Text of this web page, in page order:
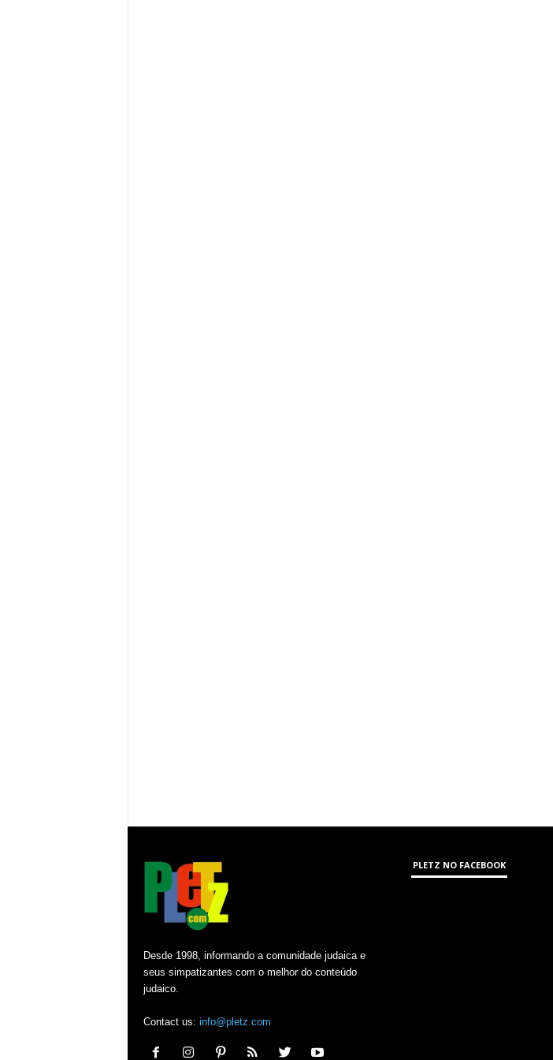
Desde 1998, informando a comunidade judaica e
seus simpatizantes com o melhor do conteúdo
judaico.
Contact us: info@pletz.com
PLETZ NO FACEBOOK